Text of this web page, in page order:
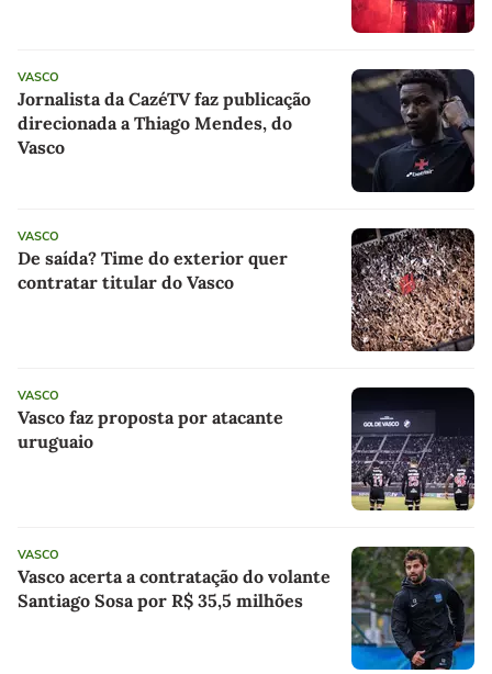
VASCO
Jornalista da CazéTV faz publicação
direcionada a Thiago Mendes, do
Vasco
VASCO
De saída? Time do exterior quer
contratar titular do Vasco
VASCO
Vasco faz proposta por atacante
uruguaio
VASCO
Vasco acerta a contratação do volante
Santiago Sosa por R$ 35,5 milhões